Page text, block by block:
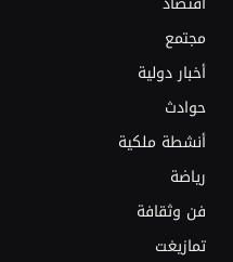
مجتمع
أخبار دولية
حوادث
أنشطة ملكية
رياضة
فن وثقافة
تمازيغت